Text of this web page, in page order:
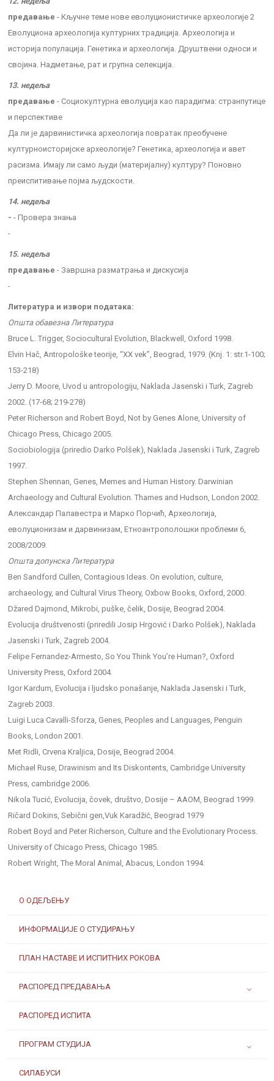
О ОДЕЉЕЊУ
ИНФОРМАЦИЈЕ О СТУДИРАЊУ
ПЛАН НАСТАВЕ И ИСПИТНИХ РОКОВА
РАСПОРЕД ПРЕДАВАЊА
РАСПОРЕД ИСПИТА
ПРОГРАМ СТУДИЈА
СИЛАБУСИ
предавање - Кључне теме нове еволуционистичке археологије 2
Еволуциона археологија културних традиција. Археологија и
историја популација. Генетика и археологија. Друштвени односи и
својина. Надметање, рат и групна селекција.
13. недеља
предавање - Социокултурна еволуција као парадигма: странпутице
и перспективе
Да ли је дарвинистичка археологија повратак преобучене
културноисторијске археологије? Генетика, археологија и авет
расизма. Имају ли само људи (материјалну) културу? Поновно
преиспитивање појма људскости.
14. недеља
- - Провера знања
-
15. недеља
предавање - Завршна разматрања и дискусија
-
Литература и извори података:
Општа обавезна Литература
Bruce L. Trigger, Sociocultural Evolution, Blackwell, Oxford 1998.
Elvin Hač, Antropološke teorije, “XX vek”, Beograd, 1979. (Knj. 1: str.1-100;
153-218)
Jerry D. Moore, Uvod u antropologiju, Naklada Jasenski i Turk, Zagreb
2002. (17-68; 219-278)
Peter Richerson and Robert Boyd, Not by Genes Alone, University of
Chicago Press, Chicago 2005.
Sociobiologija (priredio Darko Polšek), Naklada Jasenski i Turk, Zagreb
1997.
Stephen Shennan, Genes, Memes and Human History. Darwinian
Archaeology and Cultural Evolution. Thames and Hudson, London 2002.
Александар Палавестра и Марко Порчић, Археологија,
еволуционизам и дарвинизам, Етноантрополошки проблеми 6,
2008/2009.
Општа допунска Литература
Ben Sandford Cullen, Contagious Ideas. On evolution, culture,
archaeology, and Cultural Virus Theory, Oxbow Books, Oxford, 2000.
Džared Dajmond, Mikrobi, puške, čelik, Dosije, Beograd 2004.
Evolucija društvenosti (priredili Josip Hrgović i Darko Polšek), Naklada
Jasenski i Turk, Zagreb 2004.
Felipe Fernandez-Armesto, So You Think You’re Human?, Oxford
University Press, Oxford 2004.
Igor Kardum, Evolucija i ljudsko ponašanje, Naklada Jasenski i Turk,
Zagreb 2003.
Luigi Luca Cavalli-Sforza, Genes, Peoples and Languages, Penguin
Books, London 2001.
Met Ridli, Crvena Kraljica, Dosije, Beograd 2004.
Michael Ruse, Drawinism and Its Diskontents, Cambridge University
Press, cambridge 2006.
Nikola Tucić, Evolucija, čovek, društvo, Dosije – AAOM, Beograd 1999.
Ričard Dokins, Sebični gen,Vuk Karadžić, Beograd 1979
Robert Boyd and Peter Richerson, Culture and the Evolutionary Process.
University of Chicago Press, Chicago 1985.
Robert Wright, The Moral Animal, Abacus, London 1994.